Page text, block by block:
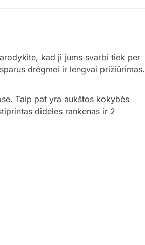
kad ji jums svarbi tiek per
drėgmei ir lengvai prižiūrimas.
Taip pat yra aukštos kokybės
dideles rankenas ir 2